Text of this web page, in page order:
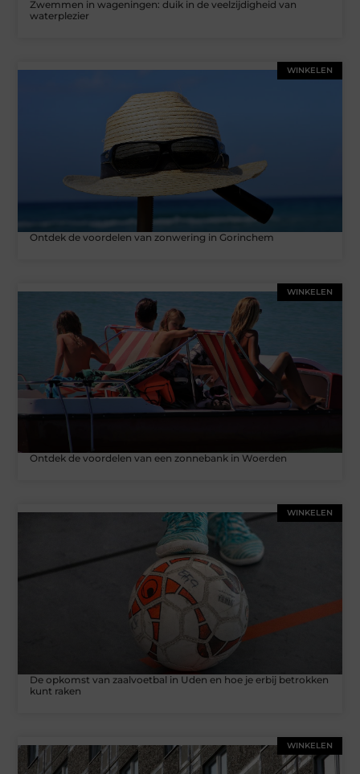
Zwemmen in wageningen: duik in de veelzijdigheid van
waterplezier
WINKELEN
Ontdek de voordelen van zonwering in Gorinchem
WINKELEN
Ontdek de voordelen van een zonnebank in Woerden
WINKELEN
De opkomst van zaalvoetbal in Uden en hoe je erbij betrokken
kunt raken
WINKELEN